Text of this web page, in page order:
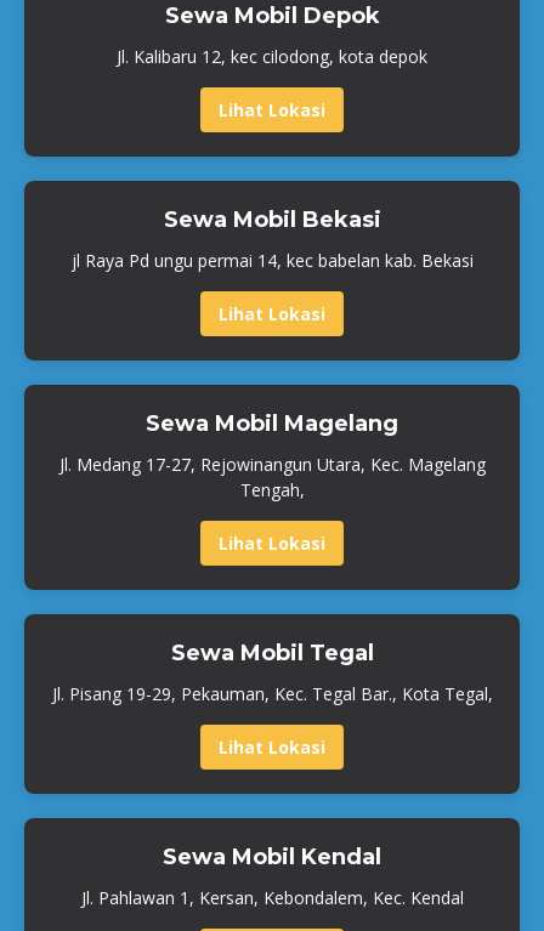
Sewa Mobil Depok
Jl. Kalibaru 12, kec cilodong, kota depok
Lihat Lokasi
Sewa Mobil Bekasi
jl Raya Pd ungu permai 14, kec babelan kab. Bekasi
Lihat Lokasi
Sewa Mobil Magelang
Jl. Medang 17-27, Rejowinangun Utara, Kec. Magelang
Tengah,
Lihat Lokasi
Sewa Mobil Tegal
Jl. Pisang 19-29, Pekauman, Kec. Tegal Bar., Kota Tegal,
Lihat Lokasi
Sewa Mobil Kendal
Jl. Pahlawan 1, Kersan, Kebondalem, Kec. Kendal